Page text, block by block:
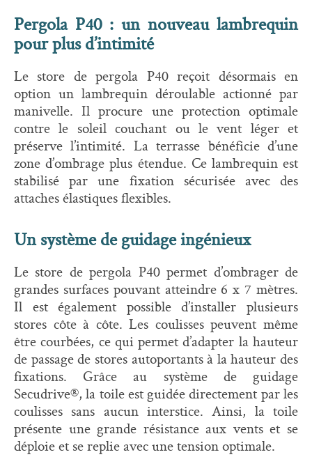
Pergola P40 : un nouveau lambrequin
pour plus d’intimité
Le store de pergola P40 reçoit désormais en
option un lambrequin déroulable actionné par
manivelle. Il procure une protection optimale
contre le soleil couchant ou le vent léger et
préserve l’intimité. La terrasse bénéficie d’une
zone d’ombrage plus étendue. Ce lambrequin est
stabilisé par une fixation sécurisée avec des
attaches élastiques flexibles.
Un système de guidage ingénieux
Le store de pergola P40 permet d’ombrager de
grandes surfaces pouvant atteindre 6 x 7 mètres.
Il est également possible d’installer plusieurs
stores côte à côte. Les coulisses peuvent même
être courbées, ce qui permet d’adapter la hauteur
de passage de stores autoportants à la hauteur des
fixations. Grâce au système de guidage
Secudrive®, la toile est guidée directement par les
coulisses sans aucun interstice. Ainsi, la toile
présente une grande résistance aux vents et se
déploie et se replie avec une tension optimale.